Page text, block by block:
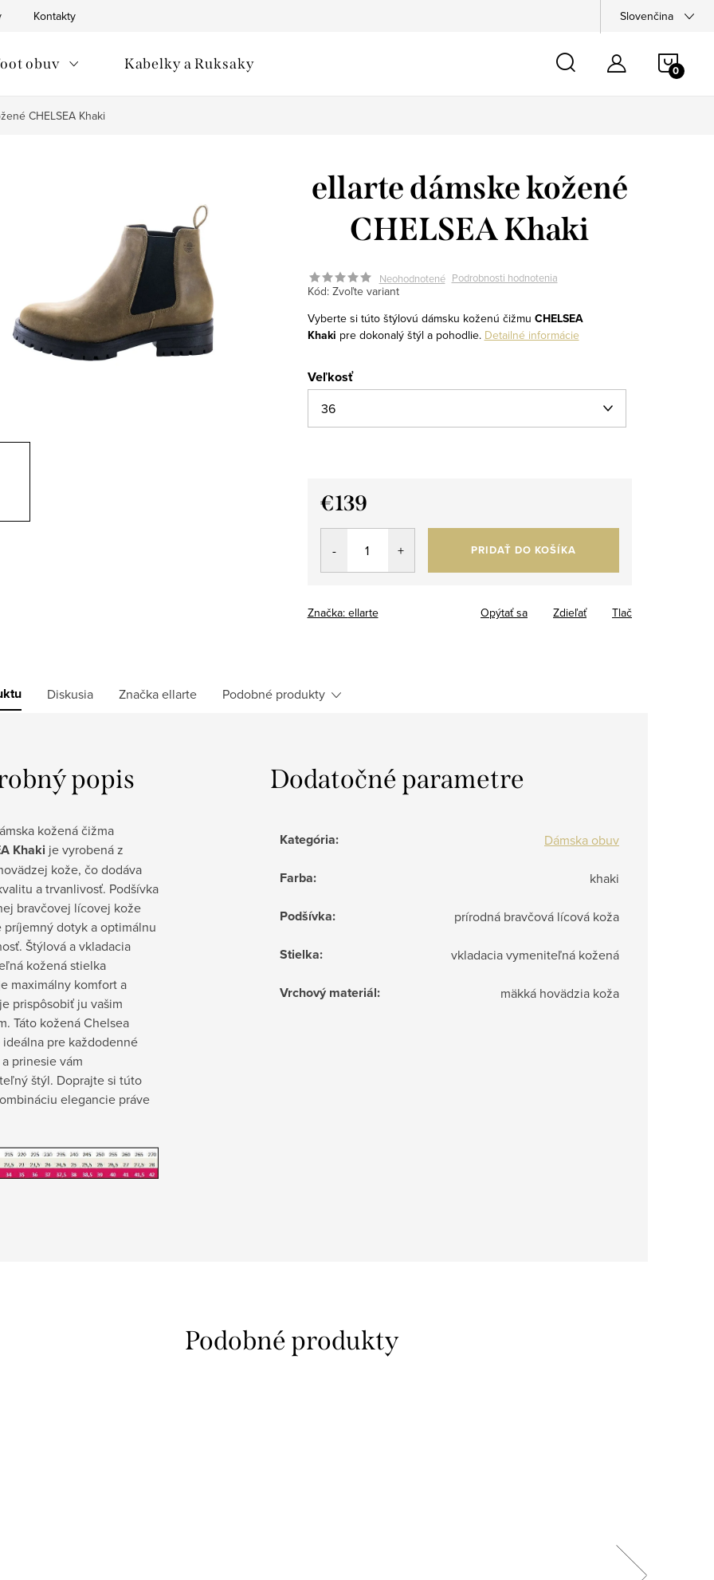
Kontakty Slovenčina
obuv Kabelky a Ruksaky
CHELSEA Khaki
ellarte dámske kožené
CHELSEA Khaki
Neohodnotené Podrobnosti hodnotenia
Kód: Zvoľte variant
Vyberte si túto štýlovú dámsku koženú čižmu CHELSEA
Khaki pre dokonalý štýl a pohodlie. Detailné informácie
Veľkosť
€139
Jednotková
PRIDAŤ DO KOŠÍKA
Značka: ellarte Tlač
Opýtať sa Zdieľať
Diskusia Značkaellarte Podobné produkty
popis
kožená čižma
Khaki je vyrobená z
kože, čo dodáva
a trvanlivosť. Podšívka
bravčovej lícovej kože
príjemný dotyk a optimálnu
Štýlová a vkladacia
kožená stielka
maximálny komfort a
prispôsobiť ju vašim
Táto kožená Chelsea
pre každodenné
prinesie vám
štýl. Doprajte si túto
elegancie práve
Dodatočné parametre
Kategória: Dámska obuv
Farba: khaki
Podšívka: prírodná bravčová lícová koža
Stielka: vkladacia vymeniteľná kožená
Vrchový materiál: mäkká hovädzia koža